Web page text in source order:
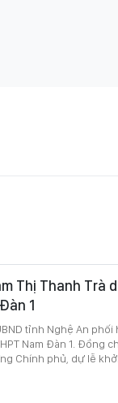
Thị Thanh Trà
1
tỉnh Nghệ An
Nam Đàn 1. Đồng
Chính phủ, dự lễ